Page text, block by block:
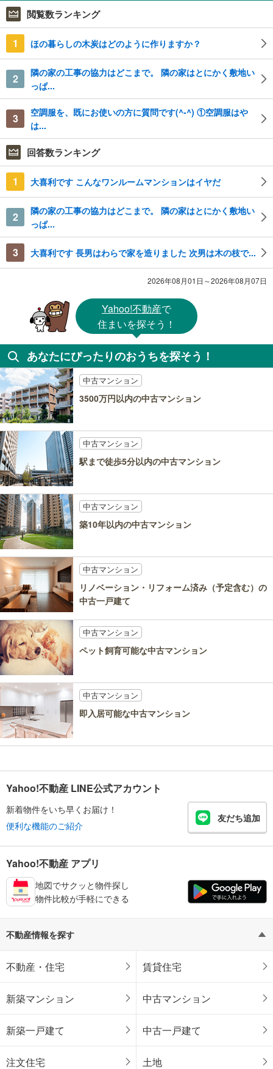
閲覧数ランキング
1 ほの暮らしの木炭はどのように作りますか？
2
隣の家の工事の協力はどこまで。 隣の家はとにかく敷地い
っぱ...
3
空調服を、既にお使いの方に質問です(^-^) ①空調服はや
は...
回答数ランキング
1 大喜利です こんなワンルームマンションはイヤだ
2
隣の家の工事の協力はどこまで。 隣の家はとにかく敷地い
っぱ...
3 大喜利です 長男はわらで家を造りました 次男は木の枝で...
2026年08月01日～2026年08月07日
Yahoo!不動産で
住まいを探そう！
あなたにぴったりのおうちを探そう！
中古マンション
3500万円以内の中古マンション
中古マンション
駅まで徒歩5分以内の中古マンション
中古マンション
築10年以内の中古マンション
中古マンション
リノベーション・リフォーム済み（予定含む）の
中古一戸建て
中古マンション
ペット飼育可能な中古マンション
中古マンション
即入居可能な中古マンション
Yahoo!不動産 LINE公式アカウント
新着物件をいち早くお届け！
便利な機能のご紹介
友だち追加
Yahoo!不動産 アプリ
地図でサクッと物件探し
物件比較が手軽にできる
不動産情報を探す
不動産・住宅 賃貸住宅
新築マンション 中古マンション
新築一戸建て 中古一戸建て
注文住宅 土地